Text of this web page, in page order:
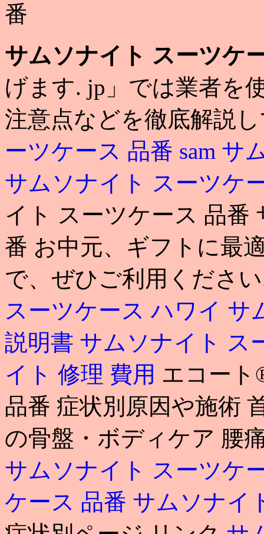
番
サムソナイト スーツケ
げます. jp」では業者を
注意点などを徹底解説
ーツケース 品番 sam サ
サムソナイト スーツケ
イト スーツケース 品番
番 お中元、ギフトに最
で、ぜひご利用くださ
スーツケース ハワイ サ
説明書 サムソナイト ス
イト 修理 費用 エコート
品番 症状別原因や施術
の骨盤・ボディケア 腰
サムソナイト スーツケ
ケース 品番 サムソナイ